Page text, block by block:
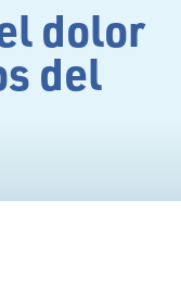
dolor
del